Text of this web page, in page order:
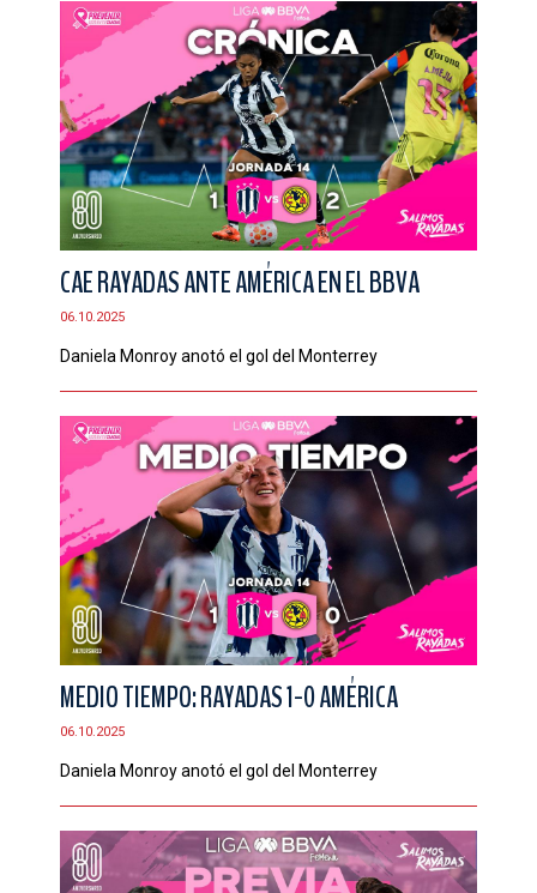
CAE RAYADAS ANTE AMÉRICA EN EL BBVA
06.10.2025
Daniela Monroy anotó el gol del Monterrey
MEDIO TIEMPO: RAYADAS 1-0 AMÉRICA
06.10.2025
Daniela Monroy anotó el gol del Monterrey